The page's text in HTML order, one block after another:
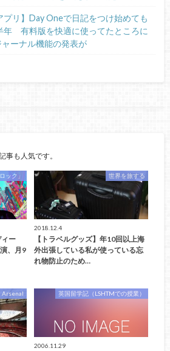
プリ】Day Oneで日記をつけ始めても
年 有料版を快適に使ってたところに
ーナル機能の発表が
事も人気です。
ック」
ィー
、月9
世界を旅する
2018.12.4
【トラベルグッズ】年10回以上海
外出張している私が使っている忘
れ物防止のため…
Arsenal 英国留学記（LSHTMでの授業）
2006.11.29